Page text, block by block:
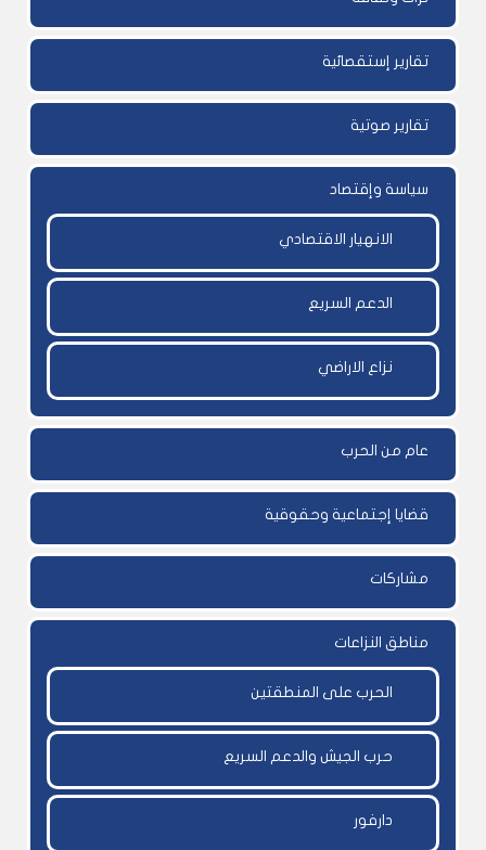
تقارير إستقصائية
تقارير صوتية
سياسة وإقتصاد
الانهيار الاقتصادي
الدعم السريع
نزاع الاراضي
عام من الحرب
قضايا إجتماعية وحقوقية
مشاركات
مناطق النزاعات
الحرب على المنطقتين
حرب الجيش والدعم السريع
دارفور